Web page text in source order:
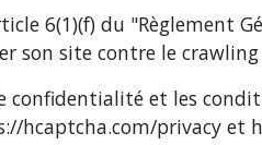
6(1)(f) du "Règlement
son site contre le
et les
hcaptcha.com/privacy et